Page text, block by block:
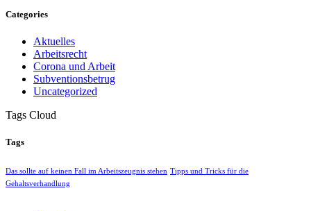
Categories
Aktuelles
Arbeitsrecht
Corona und Arbeit
Subventionsbetrug
Uncategorized
Tags Cloud
Tags
Das sollte auf keinen Fall im Arbeitszeugnis stehen Tipps und Tricks für die
Gehaltsverhandlung